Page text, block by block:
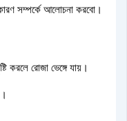
সম্পর্কে আলোচনা করবো।
করলে রোজা ভেঙ্গে যায়।